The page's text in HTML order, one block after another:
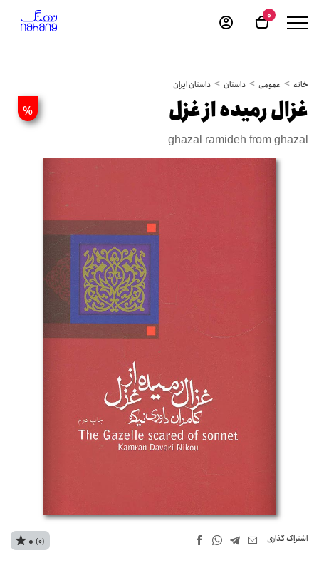
0
خانه عمومی داستان داستان ایران
% غزال رمیده از غزل
ghazal ramideh from ghazal
اشتراک‌ گذاری 0 (0)